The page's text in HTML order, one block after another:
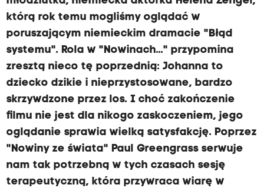
którą rok temu mogliśmy oglądać w
poruszającym niemieckim dramacie "Błąd
systemu". Rola w "Nowinach..." przypomina
zresztą nieco tę poprzednią: Johanna to
dziecko dzikie i nieprzystosowane, bardzo
skrzywdzone przez los. I choć zakończenie
filmu nie jest dla nikogo zaskoczeniem, jego
oglądanie sprawia wielką satysfakcję. Poprzez
"Nowiny ze świata" Paul Greengrass serwuje
nam tak potrzebną w tych czasach sesję
terapeutyczną, która przywraca wiarę w